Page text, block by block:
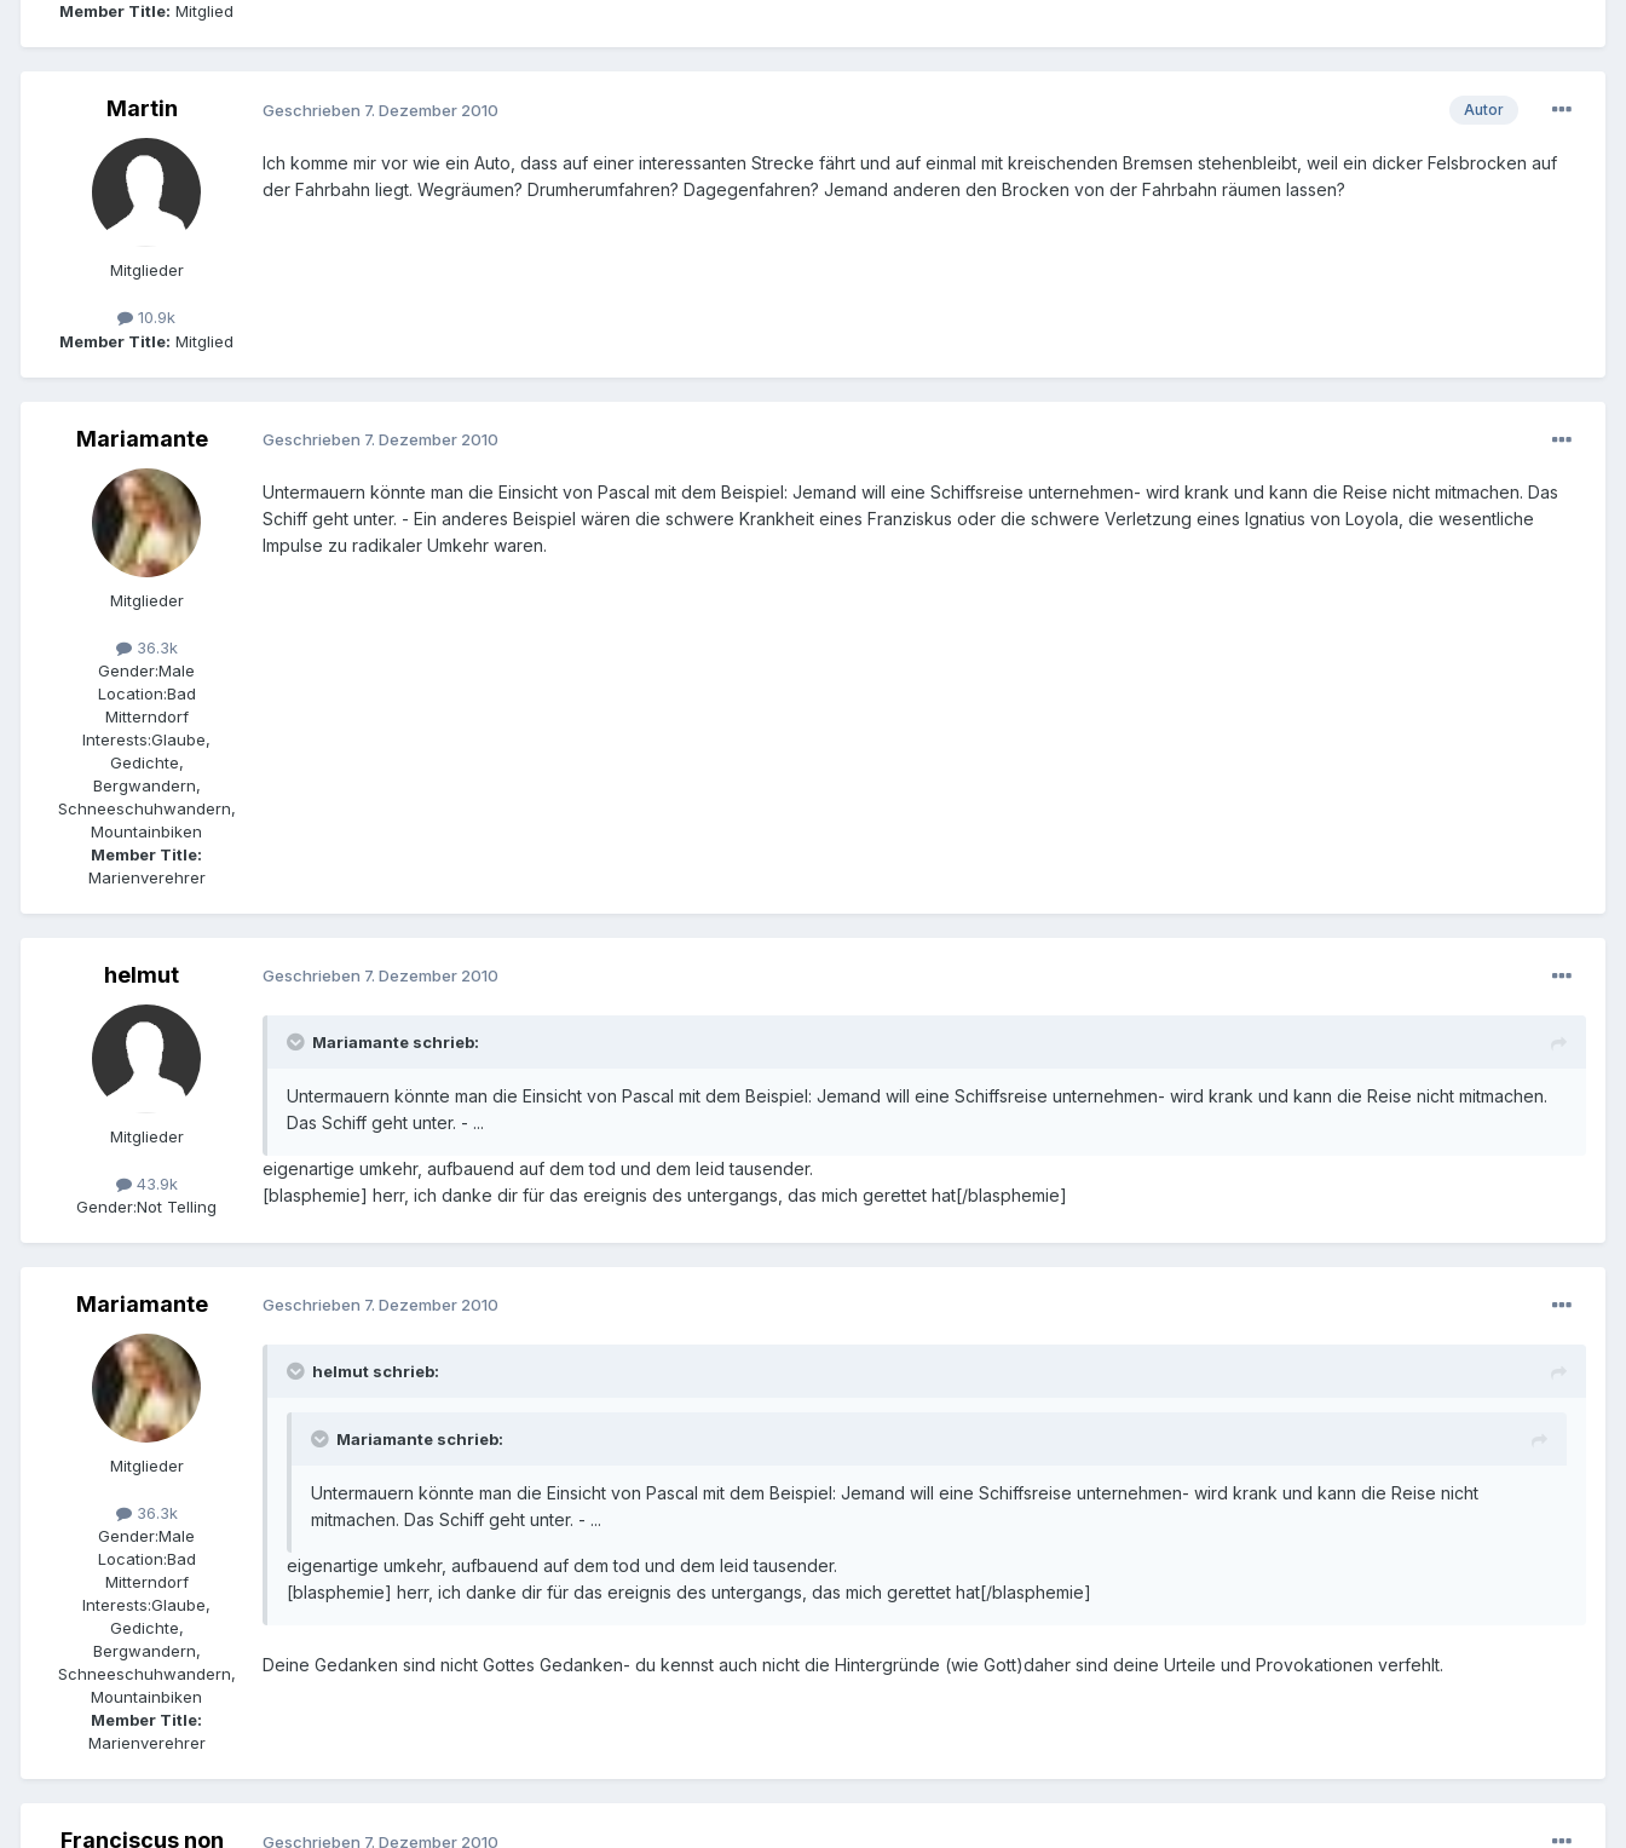
Member Title: Mitglied
Martin
Mitglieder
10.9k
Member Title: Mitglied
Autor
Geschrieben 7. Dezember 2010
Ich komme mir vor wie ein Auto, dass auf einer interessanten Strecke fährt und auf einmal mit kreischenden Bremsen stehenbleibt, weil ein dicker Felsbrocken auf
der Fahrbahn liegt. Wegräumen? Drumherumfahren? Dagegenfahren? Jemand anderen den Brocken von der Fahrbahn räumen lassen?
Mariamante
Mitglieder
36.3k
Gender:Male
Location:Bad
Mitterndorf
Interests:Glaube,
Gedichte,
Bergwandern,
Schneeschuhwandern,
Mountainbiken
Member Title:
Marienverehrer
Geschrieben 7. Dezember 2010
Untermauern könnte man die Einsicht von Pascal mit dem Beispiel: Jemand will eine Schiffsreise unternehmen- wird krank und kann die Reise nicht mitmachen. Das
Schiff geht unter. - Ein anderes Beispiel wären die schwere Krankheit eines Franziskus oder die schwere Verletzung eines Ignatius von Loyola, die wesentliche
Impulse zu radikaler Umkehr waren.
helmut
Mitglieder
43.9k
Gender:Not Telling
Geschrieben 7. Dezember 2010
Mariamante schrieb:
Untermauern könnte man die Einsicht von Pascal mit dem Beispiel: Jemand will eine Schiffsreise unternehmen- wird krank und kann die Reise nicht mitmachen.
Das Schiff geht unter. - ...
eigenartige umkehr, aufbauend auf dem tod und dem leid tausender.
[blasphemie] herr, ich danke dir für das ereignis des untergangs, das mich gerettet hat[/blasphemie]
Mariamante
Mitglieder
36.3k
Gender:Male
Location:Bad
Mitterndorf
Interests:Glaube,
Gedichte,
Bergwandern,
Schneeschuhwandern,
Mountainbiken
Member Title:
Marienverehrer
Geschrieben 7. Dezember 2010
helmut schrieb:
Mariamante schrieb:
Untermauern könnte man die Einsicht von Pascal mit dem Beispiel: Jemand will eine Schiffsreise unternehmen- wird krank und kann die Reise nicht
mitmachen. Das Schiff geht unter. - ...
eigenartige umkehr, aufbauend auf dem tod und dem leid tausender.
[blasphemie] herr, ich danke dir für das ereignis des untergangs, das mich gerettet hat[/blasphemie]
Deine Gedanken sind nicht Gottes Gedanken- du kennst auch nicht die Hintergründe (wie Gott)daher sind deine Urteile und Provokationen verfehlt.
Franciscus non
Geschrieben 7. Dezember 2010